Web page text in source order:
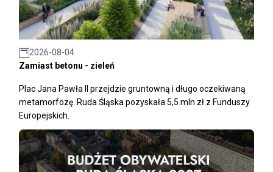
2026-08-04
Zamiast betonu - zieleń
Plac Jana Pawła II przejdzie gruntowną i długo oczekiwaną
metamorfozę. Ruda Śląska pozyskała 5,5 mln zł z Funduszy
Europejskich.